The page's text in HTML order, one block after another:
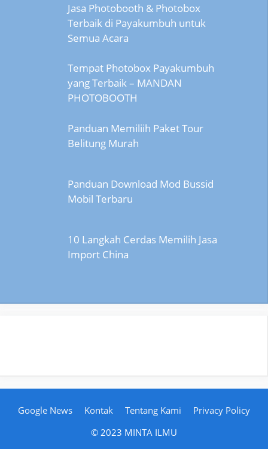
Jasa Photobooth & Photobox
Terbaik di Payakumbuh untuk
Semua Acara
Tempat Photobox Payakumbuh
yang Terbaik – MANDAN
PHOTOBOOTH
Panduan Memiliih Paket Tour
Belitung Murah
Panduan Download Mod Bussid
Mobil Terbaru
10 Langkah Cerdas Memilih Jasa
Import China
Google News Kontak Tentang Kami
Privacy Policy
© 2023 MINTA ILMU